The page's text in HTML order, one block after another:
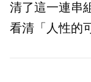
清了這一連串
看清「人性的